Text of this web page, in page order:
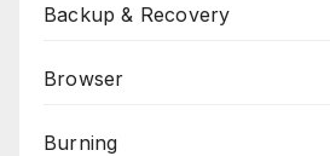
Backup & Recovery
Browser
Burning